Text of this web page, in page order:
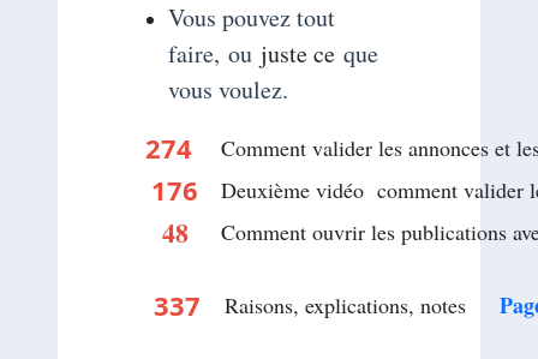
Vous pouvez tout
faire, ou juste ce que
vous voulez.
274 Comment valider les annonces
176 Deuxième vidéo comment
48 Comment ouvrir les
337 Raisons, explications, notes